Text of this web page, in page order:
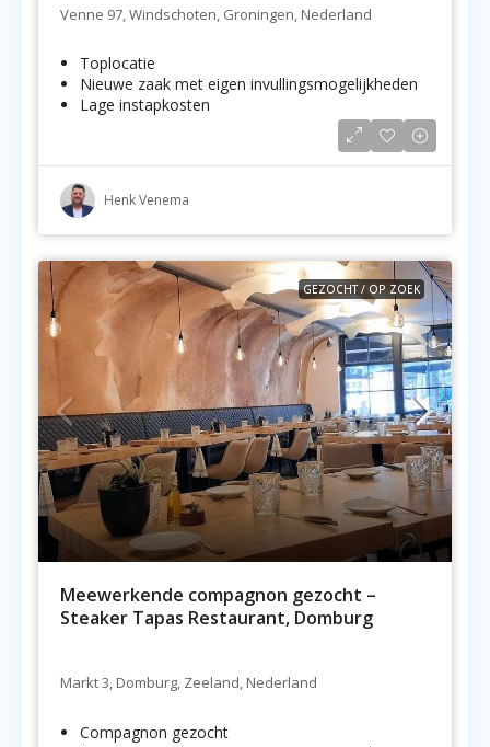
Venne 97, Windschoten, Groningen, Nederland
Toplocatie
Nieuwe zaak met eigen invullingsmogelijkheden
Lage instapkosten
Henk Venema
GEZOCHT / OP ZOEK
Meewerkende compagnon gezocht –
Steaker Tapas Restaurant, Domburg
Markt 3, Domburg, Zeeland, Nederland
Compagnon gezocht